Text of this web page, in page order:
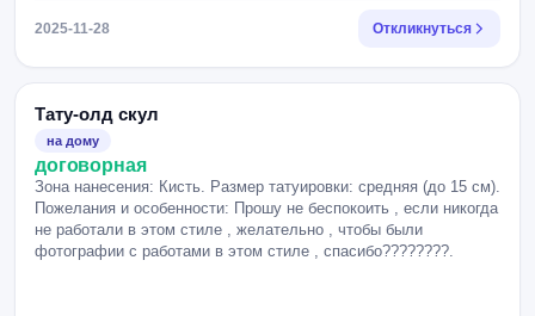
2025-11-28 Откликнуться
Тату-олд скул
на дому
договорная
Зона нанесения: Кисть. Размер татуировки: средняя (до 15 см).
Пожелания и особенности: Прошу не беспокоить , если никогда
не работали в этом стиле , желательно , чтобы были
фотографии с работами в этом стиле , спасибо????????.